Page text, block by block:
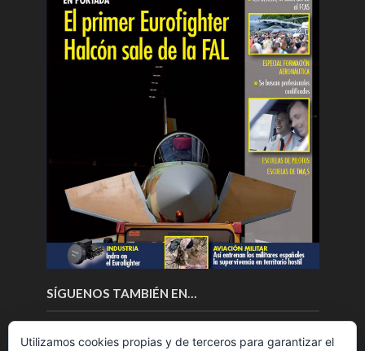
SÍGUENOS TAMBIÉN EN…
Utilizamos cookies propias y de terceros para garantizar el